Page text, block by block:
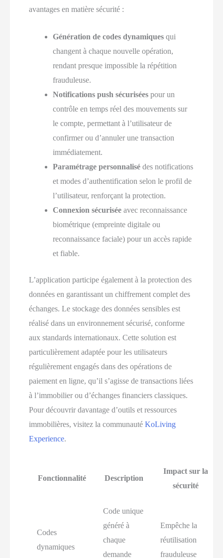
avantages en matière sécurité :
Génération de codes dynamiques qui
changent à chaque nouvelle opération,
rendant presque impossible la répétition
frauduleuse.
Notifications push sécurisées pour un
contrôle en temps réel des mouvements sur
le compte, permettant à l’utilisateur de
confirmer ou d’annuler une transaction
immédiatement.
Paramétrage personnalisé des notifications
et modes d’authentification selon le profil de
l’utilisateur, renforçant la protection.
Connexion sécurisée avec reconnaissance
biométrique (empreinte digitale ou
reconnaissance faciale) pour un accès rapide
et fiable.
L’application participe également à la protection des
données en garantissant un chiffrement complet des
échanges. Le stockage des données sensibles est
réalisé dans un environnement sécurisé, conforme
aux standards internationaux. Cette solution est
particulièrement adaptée pour les utilisateurs
régulièrement engagés dans des opérations de
paiement en ligne, qu’il s’agisse de transactions liées
à l’immobilier ou d’échanges financiers classiques.
Pour découvrir davantage d’outils et ressources
immobilières, visitez la communautéKoLiving
Experience.
Fonctionnalité Description
Impact sur la
sécurité
Codes
dynamiques
Code unique
généré à
chaque
demande
Empêche la
réutilisation
frauduleuse